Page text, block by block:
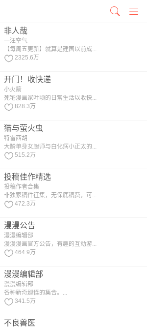
非人哉
一汪空气
【每周五更新】就算是建国以前成...
2325.6万
开门！收快递
小火箭
死宅漫画家叶顷的日常生活以收快...
828.3万
猫与萤火虫
特雷西胡
大龄单身女厨师与白化病小正太的...
515.2万
投稿佳作精选
投稿作者合集
非独家稿件征集，无保底稿费，可...
472.3万
漫漫公告
漫漫编辑部
漫漫漫画官方公告，有趣的互动游...
464.9万
漫漫编辑部
漫漫编辑部
各种新奇趣怪的集合。...
341.5万
不良兽医